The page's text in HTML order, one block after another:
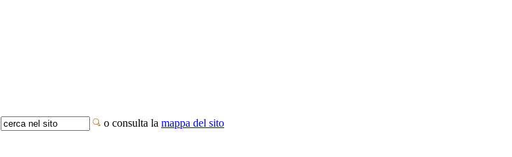
o consulta la mappa del sito